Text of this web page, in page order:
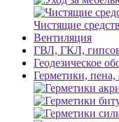
Чистящие
Вентиляция
ГВЛ, ГКЛ,
Геодезическое
Герметики, пена,